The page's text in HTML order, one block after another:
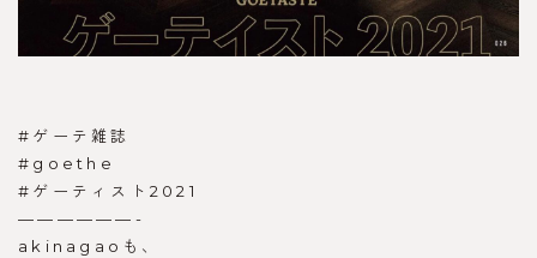
#ゲーテ雑誌
#goethe
#ゲーティスト2021
——————-
akinagaoも、